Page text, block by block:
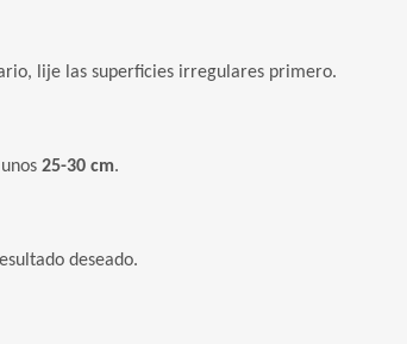
lije las superficies irregulares primero.
25-30 cm.
deseado.